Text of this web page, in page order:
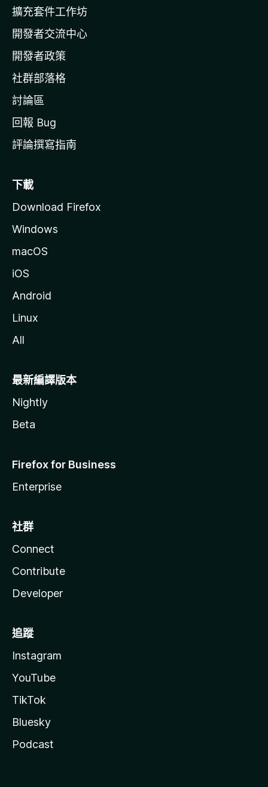
a
官
網
擴充套件工作坊
開發者交流中心
開發者政策
社群部落格
討論區
回報 Bug
評論撰寫指南
下載
Download Firefox
Windows
macOS
iOS
Android
Linux
All
最新編譯版本
Nightly
Beta
Firefox for Business
Enterprise
社群
Connect
Contribute
Developer
追蹤
Instagram
YouTube
TikTok
Bluesky
Podcast